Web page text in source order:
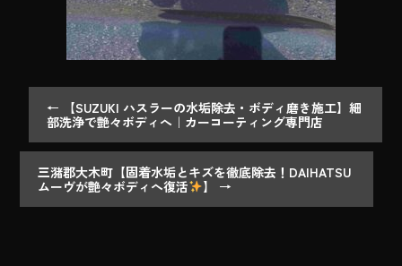
← 【SUZUKI ハスラーの水垢除去・ボディ磨き施工】細
部洗浄で艶々ボディへ｜カーコーティング専門店
三潴郡大木町【固着水垢とキズを徹底除去！DAIHATSU
ムーヴが艶々ボディへ復活
】 →